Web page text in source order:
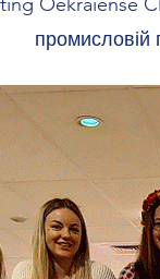
промисловій